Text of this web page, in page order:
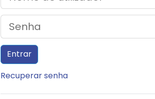
Senha
Entrar
Recuperar senha